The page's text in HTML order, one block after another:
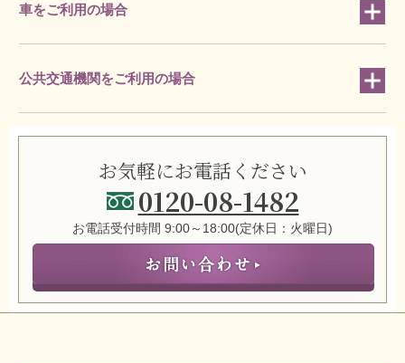
車をご利用の場合
公共交通機関をご利用の場合
お気軽にお電話ください
0120-08-1482
お電話受付時間 9:00～18:00(定休日：火曜日)